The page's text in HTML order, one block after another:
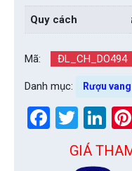
Quy cách
Mã: ĐL_CH_DO494
Danh mục: Rượu
GIÁ